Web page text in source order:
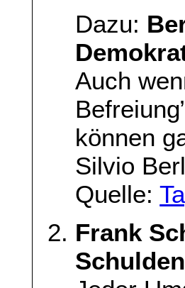
Dazu:
Auch
können
Silvio
Quelle:
Frank
Schulden